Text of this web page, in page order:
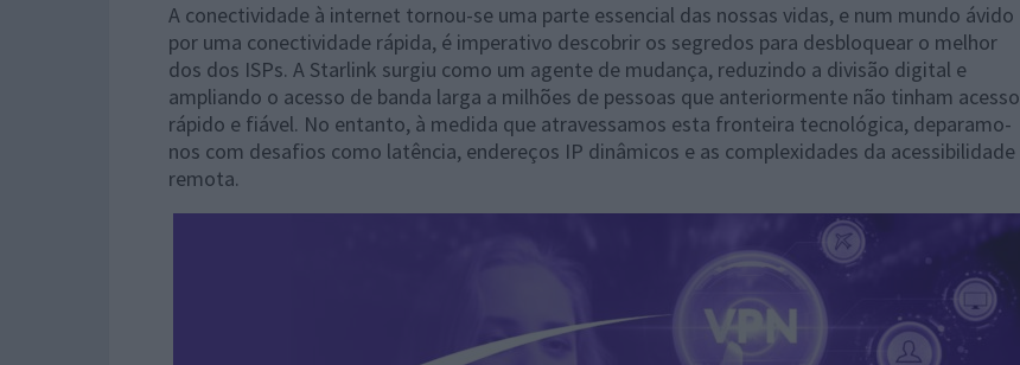
A conectividade à internet tornou-se uma parte essencial das nossas vidas, e num mundo ávido
por uma conectividade rápida, é imperativo descobrir os segredos para desbloquear o melhor
dos dos ISPs. A Starlink surgiu como um agente de mudança, reduzindo a divisão digital e
ampliando o acesso de banda larga a milhões de pessoas que anteriormente não tinham acesso
rápido e fiável. No entanto, à medida que atravessamos esta fronteira tecnológica, deparamo-
nos com desafios como latência, endereços IP dinâmicos e as complexidades da acessibilidade
remota.